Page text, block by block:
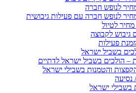
לנופש חברה
לנופש חברה עם פעילות גיבושית
לטיול
גיבוש לקבוצה
פעילות
בשביל ישראל
– הולכים בשביל ישראל לדתיים
והטמנות בשבילי ישראל
נסיעה
בשבילי ישראל